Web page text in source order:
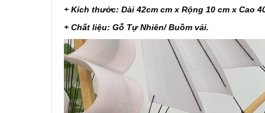
+ Kích thước: Dài 42cm cm x Rộng 10 cm x Cao
+ Chất liệu: Gỗ Tự Nhiên/ Buồm vải.